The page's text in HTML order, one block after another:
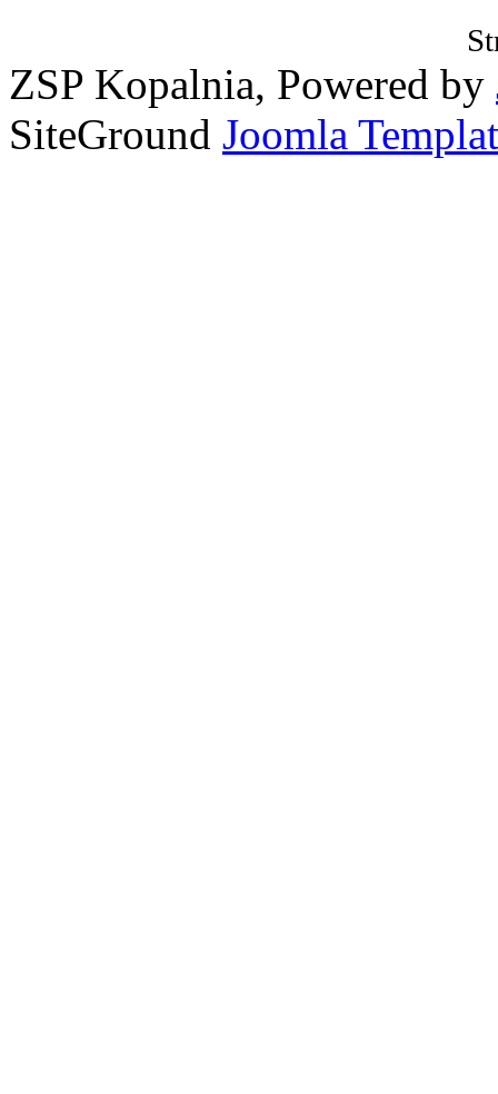
ZSP Kopalnia, Powered by
SiteGround Joomla